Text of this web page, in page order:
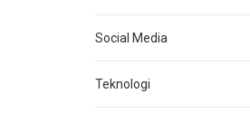
Social Media
Teknologi